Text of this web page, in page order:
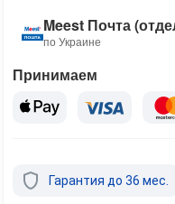
Meest Почта
по Украине
Принимаем
Гарантия до 36 мес.